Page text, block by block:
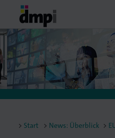
Start News: Überblick